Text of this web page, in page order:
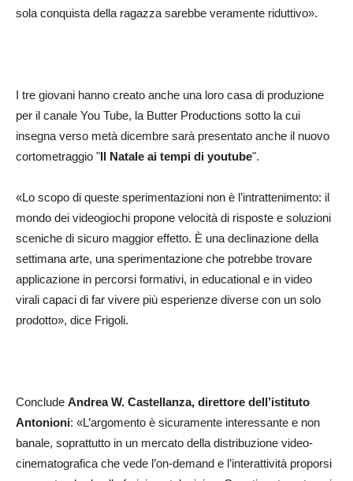
sola conquista della ragazza sarebbe veramente riduttivo».
I tre giovani hanno creato anche una loro casa di produzione
per il canale You Tube, la Butter Productions sotto la cui
insegna verso metà dicembre sarà presentato anche il nuovo
cortometraggio "Il Natale ai tempi di youtube".
«Lo scopo di queste sperimentazioni non è l’intrattenimento: il
mondo dei videogiochi propone velocità di risposte e soluzioni
sceniche di sicuro maggior effetto. È una declinazione della
settimana arte, una sperimentazione che potrebbe trovare
applicazione in percorsi formativi, in educational e in video
virali capaci di far vivere più esperienze diverse con un solo
prodotto», dice Frigoli.
Conclude Andrea W. Castellanza, direttore dell’istituto
Antonioni: «L’argomento è sicuramente interessante e non
banale, soprattutto in un mercato della distribuzione video-
cinematografica che vede l’on-demand e l’interattività proporsi